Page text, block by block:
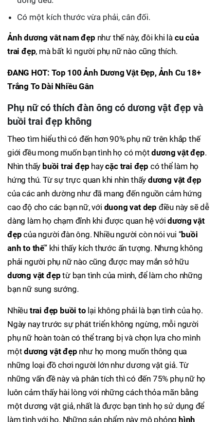
Có một kích thước vừa phải, cân đối.
Ảnh dương vât nam đẹp như thế này, đôi khi là cu của
trai đẹp, mà bất kì người phụ nữ nào cũng thích.
ĐANG HOT: Top 100 Ảnh Dương Vật Đẹp, Ảnh Cu 18+
Trắng To Dài Nhiều Gân
Phụ nữ có thích đàn ông có dương vật đẹp và
buồi trai đẹp không
Theo tìm hiểu thì có đến hơn 90% phụ nữ trên khắp thế
giới đều mong muốn bạn tình họ có mộtdương vật đẹp.
Nhìn thấy buồi trai đẹp haycặc trai đẹp có thể làm họ
hứng thú. Từ sự trực quan khi nhìn thấydương vật đẹp
của các anh dường như đã mang đến nguồn cảm hứng
cao độ cho các bạn nữ, với duong vat dep điều này sẽ dễ
dàng làm họ chạm đỉnh khi được quan hệ vớidương vật
đẹp của người đàn ông. Nhiều người còn nói vui “buồi
anh to thế” khi thấy kích thước ấn tượng. Nhưng không
phải người phụ nữ nào cũng được may mắn sở hữu
dương vật đẹp từ bạn tình của mình, để làm cho những
bạn nữ sung sướng.
Nhiều trai đẹp buồi to lại không phải là bạn tình của họ.
Ngày nay trước sự phát triển không ngừng, mỗi người
phụ nữ hoàn toàn có thể trang bị và chọn lựa cho mình
mộtdương vật đẹp như họ mong muốn thông qua
những loại đồ chơi người lớn như dương vật giả. Từ
những vấn đề này và phân tích thì có đến 75% phụ nữ họ
luôn cảm thấy hài lòng với những cách thỏa mãn bằng
một dương vật giả, nhất là được bạn tình họ sử dụng để
làm tình với họ. Những sản phẩm này mô phỏng hình